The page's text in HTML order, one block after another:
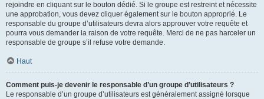
rejoindre en cliquant sur le bouton dédié. Si le groupe est restreint et nécessite
une approbation, vous devez cliquer également sur le bouton approprié. Le
responsable du groupe d’utilisateurs devra alors approuver votre requête et
pourra vous demander la raison de votre requête. Merci de ne pas harceler un
responsable de groupe s’il refuse votre demande.
Haut
Comment puis-je devenir le responsable d’un groupe d’utilisateurs ?
Le responsable d’un groupe d’utilisateurs est généralement assigné lorsque